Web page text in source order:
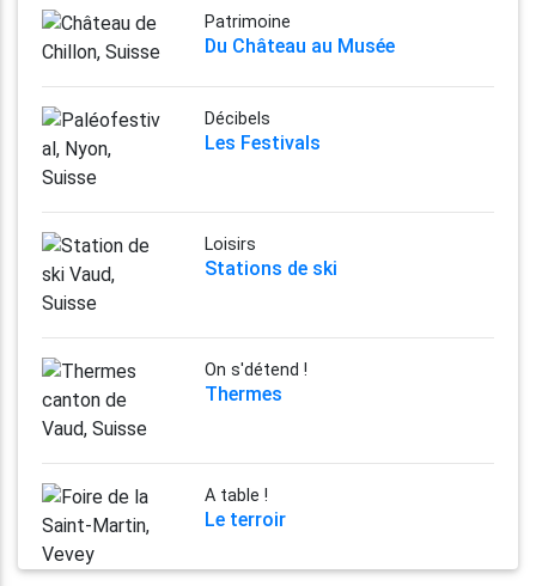
Patrimoine
Du Château au Musée
Décibels
Les Festivals
Loisirs
Stations de ski
On s'détend !
Thermes
A table !
Le terroir